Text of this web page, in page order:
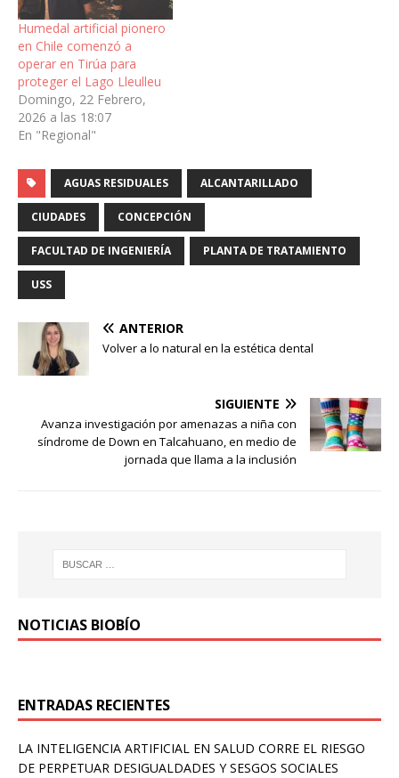
Humedal artificial pionero
en Chile comenzó a
operar en Tirúa para
proteger el Lago Lleulleu
Domingo, 22 Febrero,
2026 a las 18:07
En "Regional"
AGUAS RESIDUALES ALCANTARILLADO
CIUDADES CONCEPCIÓN
FACULTAD DE INGENIERÍA PLANTA DE TRATAMIENTO
USS
ANTERIOR
Volver a lo natural en la estética dental
SIGUIENTE
Avanza investigación por amenazas a niña con
síndrome de Down en Talcahuano, en medio de
jornada que llama a la inclusión
NOTICIAS BIOBÍO
ENTRADAS RECIENTES
LA INTELIGENCIA ARTIFICIAL EN SALUD CORRE EL RIESGO
DE PERPETUAR DESIGUALDADES Y SESGOS SOCIALES